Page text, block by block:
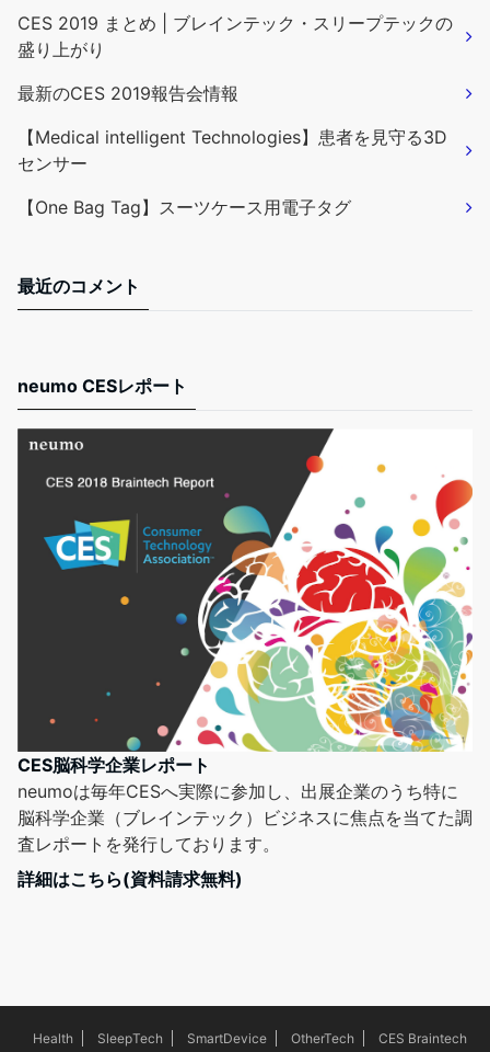
CES 2019 まとめ | ブレインテック・スリープテックの
盛り上がり
最新のCES 2019報告会情報
【Medical intelligent Technologies】患者を見守る3D
センサー
【One Bag Tag】スーツケース用電子タグ
最近のコメント
neumo CESレポート
CES脳科学企業レポート
neumoは毎年CESへ実際に参加し、出展企業のうち特に
脳科学企業（ブレインテック）ビジネスに焦点を当てた調
査レポートを発行しております。
詳細はこちら(資料請求無料)
Health SleepTech SmartDevice OtherTech CES Braintech